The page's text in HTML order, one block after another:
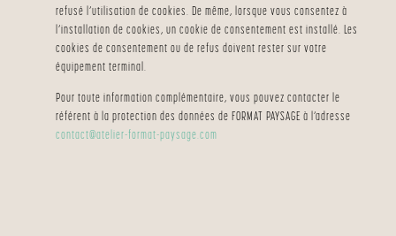
refusé l’utilisation de cookies. De même, lorsque vous consentez à
l’installation de cookies, un cookie de consentement est installé. Les
cookies de consentement ou de refus doivent rester sur votre
équipement terminal.
Pour toute information complémentaire, vous pouvez contacter le
référent à la protection des données de FORMAT PAYSAGE à l’adresse
contact@atelier-format-paysage.com